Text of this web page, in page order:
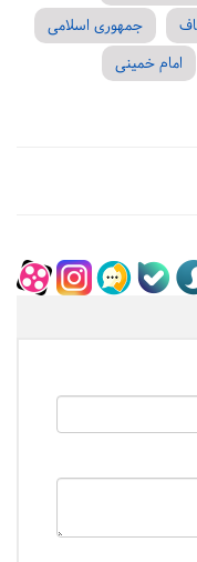
جمهوری اسلامی
امام خمینی